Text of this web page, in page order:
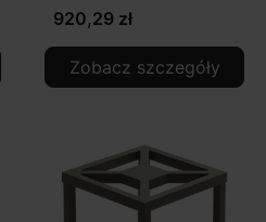
920,29 zł
Zobacz szczegóły